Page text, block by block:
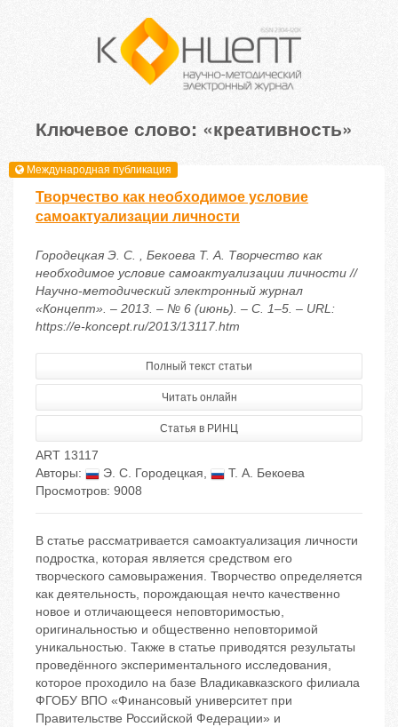
Ключевое слово: «креативность»
Международная публикация
Творчество как необходимое условие
самоактуализации личности
Городецкая Э. С. , Бекоева Т. А. Творчество как
необходимое условие самоактуализации личности //
Научно-методический электронный журнал
«Концепт». – 2013. – № 6 (июнь). – С. 1–5. – URL:
https://e-koncept.ru/2013/13117.htm
Полный текст статьи
Читать онлайн
Статья в РИНЦ
ART 13117
Авторы:
Э. С. Городецкая,
Т. А. Бекоева
Просмотров: 9008
В статье рассматривается самоактуализация личности
подростка, которая является средством его
творческого самовыражения. Творчество определяется
как деятельность, порождающая нечто качественно
новое и отличающееся неповторимостью,
оригинальностью и общественно неповторимой
уникальностью. Также в статье приводятся результаты
проведённого экспериментального исследования,
которое проходило на базе Владикавказского филиала
ФГОБУ ВПО «Финансовый университет при
Правительстве Российской Федерации» и